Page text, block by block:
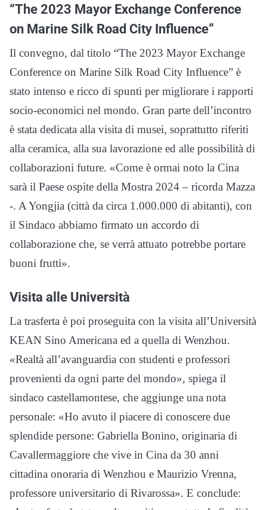
“The 2023 Mayor Exchange Conference
on Marine Silk Road City Influence”
Il convegno, dal titolo “The 2023 Mayor Exchange
Conference on Marine Silk Road City Influence” è
stato intenso e ricco di spunti per migliorare i rapporti
socio-economici nel mondo. Gran parte dell’incontro
è stata dedicata alla visita di musei, soprattutto riferiti
alla ceramica, alla sua lavorazione ed alle possibilità di
collaborazioni future. «Come è ormai noto la Cina
sarà il Paese ospite della Mostra 2024 – ricorda Mazza
-. A Yongjia (città da circa 1.000.000 di abitanti), con
il Sindaco abbiamo firmato un accordo di
collaborazione che, se verrà attuato potrebbe portare
buoni frutti».
Visita alle Università
La trasferta è poi proseguita con la visita all’Università
KEAN Sino Americana ed a quella di Wenzhou.
«Realtà all’avanguardia con studenti e professori
provenienti da ogni parte del mondo», spiega il
sindaco castellamontese, che aggiunge una nota
personale: «Ho avuto il piacere di conoscere due
splendide persone: Gabriella Bonino, originaria di
Cavallermaggiore che vive in Cina da 30 anni
cittadina onoraria di Wenzhou e Maurizio Vrenna,
professore universitario di Rivarossa». E conclude: